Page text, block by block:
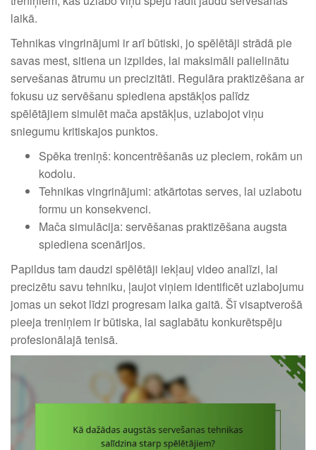
laikā.
Tehnikas vingrinājumi ir arī būtiski, jo spēlētāji strādā pie
savas mest, sitiena un izpildes, lai maksimāli palielinātu
servešanas ātrumu un precizitāti. Regulāra praktizēšana ar
fokusu uz servēšanu spiediena apstākļos palīdz
spēlētājiem simulēt mača apstākļus, uzlabojot viņu
sniegumu kritiskajos punktos.
Spēka treniņš: koncentrēšanās uz pleciem, rokām un
kodolu.
Tehnikas vingrinājumi: atkārtotas serves, lai uzlabotu
formu un konsekvenci.
Mača simulācija: servēšanas praktizēšana augsta
spiediena scenārijos.
Papildus tam daudzi spēlētāji iekļauj video analīzi, lai
precizētu savu tehniku, ļaujot viņiem identificēt uzlabojumu
jomas un sekot līdzi progresam laika gaitā. Šī visaptverošā
pieeja treniņiem ir būtiska, lai saglabātu konkurētspēju
profesionālajā tenisā.